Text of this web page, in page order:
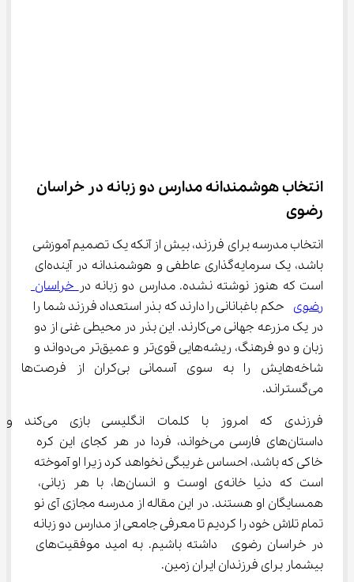
انتخاب هوشمندانه مدارس دو زبانه در خراسان
رضوی
انتخاب مدرسه برای فرزند، بیش از آنکه یک تصمیم آموزشی
باشد، یک سرمایه‌گذاری عاطفی و هوشمندانه در آینده‌ای
است که هنوز نوشته نشده. مدارس دو زبانه در خراسان
رضوی حکم باغبانانی را دارند که بذر استعداد فرزند شما را
در یک مزرعه جهانی می‌کارند. این بذر در محیطی غنی از دو
زبان و دو فرهنگ، ریشه‌هایی قوی‌تر و عمیق‌تر می‌دواند و
شاخه‌هایش را به سوی آسمانی بی‌کران از فرصت‌ها
می‌گستراند.
فرزندی که امروز با کلمات انگلیسی بازی می‌کند و
داستان‌های فارسی می‌خواند، فردا در هر کجای این کره
خاکی که باشد، احساس غریبگی نخواهد کرد زیرا او آموخته
است که دنیا خانه‌ی اوست و انسان‌ها، با هر زبانی،
همسایگان او هستند. در این مقاله از مدرسه مجازی آی نو
تمام تلاش خود را کردیم تا معرفی جامعی از مدارس دو زبانه
در خراسان رضوی  داشته باشیم. به امید موفقیت‌های
بیشمار برای فرزندان ایران زمین.